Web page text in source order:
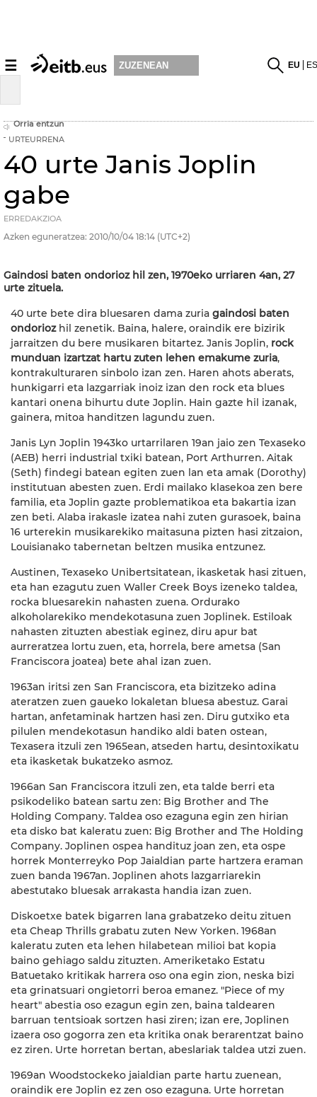
☰ ZUZENEAN EU
Orria entzun
URTEURRENA
40 urte Janis Joplin
gabe
ERREDAKZIOA
Azken eguneratzea: 2010/10/04 18:14 (UTC+2)
Gaindosi baten ondorioz hil zen, 1970eko urriaren 4an, 27
urte zituela.
40 urte bete dira bluesaren dama zuria gaindosi baten
ondoriozhil zenetik. Baina, halere, oraindik ere bizirik
jarraitzen du bere musikaren bitartez. Janis Joplin, rock
munduan izartzat hartu zuten lehen emakume zuria,
kontrakulturaren sinbolo izan zen. Haren ahots aberats,
hunkigarri eta lazgarriak inoiz izan den rock eta blues
kantari onena bihurtu dute Joplin. Hain gazte hil izanak,
gainera, mitoa handitzen lagundu zuen.
Janis Lyn Joplin 1943ko urtarrilaren 19an jaio zen Texaseko
(AEB) herri industrial txiki batean, Port Arthurren. Aitak
(Seth) findegi batean egiten zuen lan eta amak (Dorothy)
institutuan abesten zuen. Erdi mailako klasekoa zen bere
familia, eta Joplin gazte problematikoa eta bakartia izan
zen beti. Alaba irakasle izatea nahi zuten gurasoek, baina
16 urterekin musikarekiko maitasuna pizten hasi zitzaion,
Louisianako tabernetan beltzen musika entzunez.
Austinen, Texaseko Unibertsitatean, ikasketak hasi zituen,
eta han ezagutu zuen Waller Creek Boys izeneko taldea,
rocka bluesarekin nahasten zuena. Ordurako
alkoholarekiko mendekotasuna zuen Joplinek. Estiloak
nahasten zituzten abestiak eginez, diru apur bat
aurreratzea lortu zuen, eta, horrela, bere ametsa (San
Franciscora joatea) bete ahal izan zuen.
1963an iritsi zen San Franciscora, eta bizitzeko adina
ateratzen zuen gaueko lokaletan bluesa abestuz. Garai
hartan, anfetaminak hartzen hasi zen. Diru gutxiko eta
pilulen mendekotasun handiko aldi baten ostean,
Texasera itzuli zen 1965ean, atseden hartu, desintoxikatu
eta ikasketak bukatzeko asmoz.
1966an San Franciscora itzuli zen, eta talde berri eta
psikodeliko batean sartu zen: Big Brother and The
Holding Company. Taldea oso ezaguna egin zen hirian
eta disko bat kaleratu zuen: Big Brother and The Holding
Company. Joplinen ospea handituz joan zen, eta ospe
horrek Monterreyko Pop Jaialdian parte hartzera eraman
zuen banda 1967an. Joplinen ahots lazgarriarekin
abestutako bluesak arrakasta handia izan zuen.
Diskoetxe batek bigarren lana grabatzeko deitu zituen
eta Cheap Thrills grabatu zuten New Yorken. 1968an
kaleratu zuten eta lehen hilabetean milioi bat kopia
baino gehiago saldu zituzten. Ameriketako Estatu
Batuetako kritikak harrera oso ona egin zion, neska bizi
eta grinatsuari ongietorri beroa emanez. "Piece of my
heart" abestia oso ezagun egin zen, baina taldearen
barruan tentsioak sortzen hasi ziren; izan ere, Joplinen
izaera oso gogorra zen eta kritika onak berarentzat baino
ez ziren. Urte horretan bertan, abeslariak taldea utzi zuen.
1969an Woodstockeko jaialdian parte hartu zuenean,
oraindik ere Joplin ez zen oso ezaguna. Urte horretan